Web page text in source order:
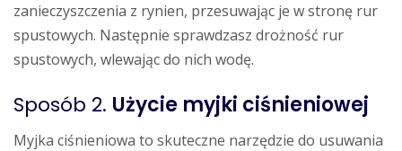
zanieczyszczenia z rynien, przesuwając je w stronę rur
spustowych. Następnie sprawdzasz drożność rur
spustowych, wlewając do nich wodę.
Sposób 2. Użycie myjki ciśnieniowej
Myjka ciśnieniowa to skuteczne narzędzie do usuwania